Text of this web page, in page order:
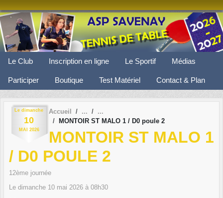
Le Club Inscription en ligne Le Sportif Médias
Participer Boutique Test Matériel Contact & Plan
Le dimanche
10
MAI 2026
Accueil
MONTOIR ST MALO 1 / D0 poule 2
MONTOIR ST MALO 1
/ D0 POULE 2
12ème journée
Le dimanche 10 mai 2026 à 08h30